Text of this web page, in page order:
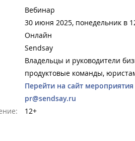
Вебинар
30 июня 2025, понедельник в
Онлайн
Sendsay
Владельцы и руководители
продуктовые команды,
Перейти на сайт мероприятия
pr@sendsay.ru
12+